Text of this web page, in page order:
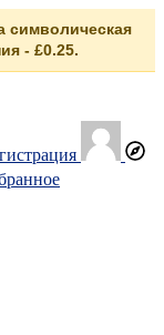
символическая
- £0.25.